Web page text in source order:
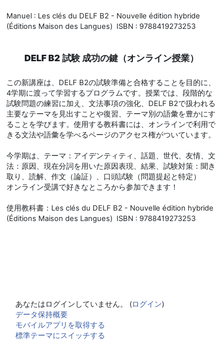
Manuel : Les clés du DELF B2 - Nouvelle édition hybride
(Éditions Maison des Langues) ISBN : 9788419273253
DELF B2 試験 成功の鍵（オンライン授業）
この新講座は、DELF B2の試験準備と合格することを目的に、
4学期に渡って学習するプログラムです。授業では、段階的な
試験問題の練習に加え、文法事項の強化、DELF B2で扱われる
主要なテーマを見出すことや復習、テーマ別の語彙を豊かにす
ることを学びます。使用する教科書には、オンラインで利用で
きる文法や語彙を学べるページのアクセス権がついています。
今学期は、テーマ：アイデンティティ、話題、世代、友情、文
法：原因、現在分詞を用いた原因表現、結果、試験対策：聞き
取り、読解、作文（論証）、口頭試験（問題提起と特定）
オンライン受講で好きなところから参加できます！
使用教科書：Les clés du DELF B2 - Nouvelle édition hybride
(Éditions Maison des Langues) ISBN : 9788419273253
あなたはログインしていません。 (ログイン)
データ保持概要
モバイルアプリを取得する
標準テーマにスイッチする